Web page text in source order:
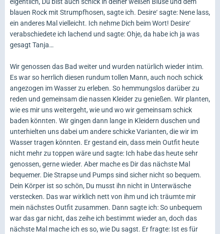
eigentlich, Du bist auch schick in deiner weißen Bluse und dem
blauen Rock mit Strumpfhosen, sagte ich. Desire‘ sagte: Nene lass,
ein anderes Mal vielleicht. Ich nehme Dich beim Wort! Desire‘
verabschiedete ich lachend und sagte: Ohje, da habe ich ja was
gesagt Tanja…
Wir genossen das Bad weiter und wurden natürlich wieder intim.
Es war so herrlich diesen rundum tollen Mann, auch noch schick
angezogen im Wasser zu erleben. So hemmungslos darüber zu
reden und gemeinsam die nassen Kleider zu genießen. Wir planten,
wie es mir uns weitergeht, wie und wo wir gemeinsam schick
baden könnten. Wir gingen dann lange in Kleidern duschen und
unterhielten uns dabei um andere schicke Varianten, die wir im
Wasser tragen könnten. Er gestand ein, dass mein Outfit heute
nicht mehr zu toppen wäre und sagte: Ich habe das heute sehr
genossen, gerne wieder. Aber mache es Dir das nächste Mal
bequemer. Die Strapse und Pumps sind sicher nicht so bequem.
Dein Körper ist so schön, Du musst ihn nicht in Unterwäsche
verstecken. Das war wirklich nett von ihm und ich träumte mir
mein nächstes Outfit zusammen. Dann sagte ich: So unbequem
war das gar nicht, das zeihe ich bestimmt wieder an, doch das
nächste Mal mache ich es so, wie Du sagst. Er fragte: Ist es für